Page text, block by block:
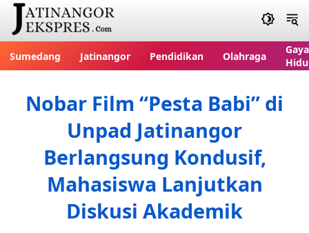
Sumedang Jatinangor Pendidikan Olahraga
Gaya
Nobar Film “Pesta Babi” di
Unpad Jatinangor
Berlangsung Kondusif,
Mahasiswa Lanjutkan
Diskusi Akademik